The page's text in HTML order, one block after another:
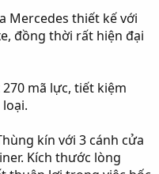
Mercedes thiết kế với
đồng thời rất hiện đại
mã lực, tiết kiệm
kín với 3 cánh cửa
Kích thước lòng